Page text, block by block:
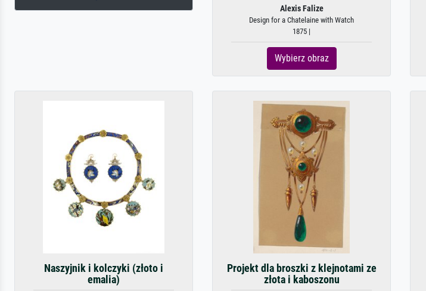
Alexis Falize
Design for a Chatelaine with Watch
1875 |
Wybierz obraz
Naszyjnik i kolczyki (złoto i
emalia)
Projekt dla broszki z klejnotami ze
złota i kaboszonu